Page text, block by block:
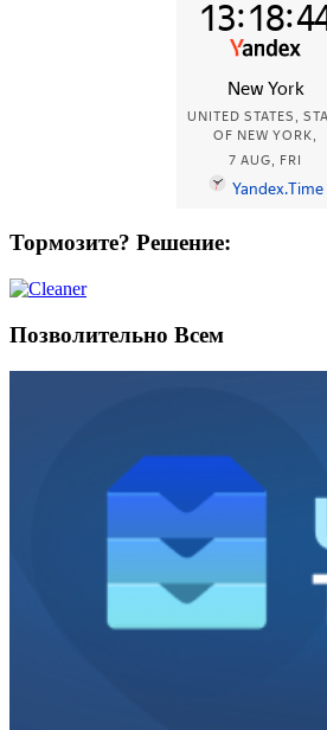
Тормозите? Решение:
Позволительно Всем